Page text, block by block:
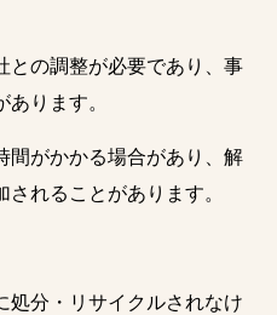
との調整が必要であり、事
ります。
間がかかる場合があり、解
れることがあります。
処分・リサイクルされなけ